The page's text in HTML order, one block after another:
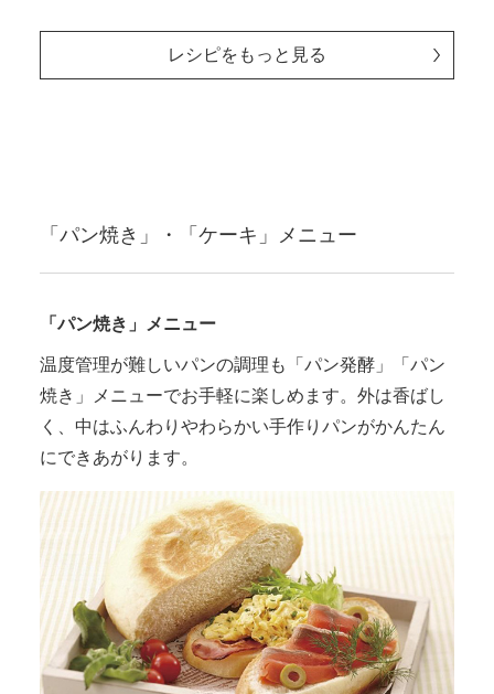
レシピをもっと見る
「パン焼き」・「ケーキ」メニュー
「パン焼き」メニュー
温度管理が難しいパンの調理も「パン発酵」「パン
焼き」メニューでお手軽に楽しめます。外は香ばし
く、中はふんわりやわらかい手作りパンがかんたん
にできあがります。